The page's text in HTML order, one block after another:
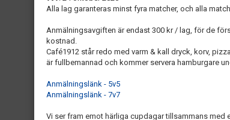
Alla lag garanteras minst fyra matcher, och alla
Anmälningsavgiften är endast 300 kr / lag, för de
kostnad.
Café1912 står redo med varm & kall dryck, korv,
är fullbemannad och kommer servera hamburgare
Anmälningslänk - 5v5
Anmälningslänk - 7v7
Vi ser fram emot härliga cupdagar tillsammans med